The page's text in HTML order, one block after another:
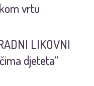
vrtu
LIKOVNI
djeteta“